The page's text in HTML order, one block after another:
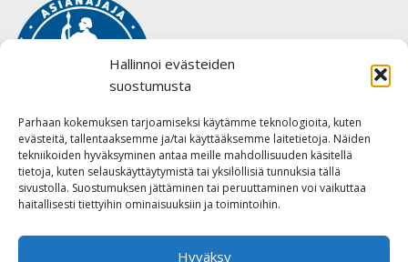
Hallinnoi evästeiden
suostumusta
Parhaan kokemuksen tarjoamiseksi käytämme teknologioita, kuten
evästeitä, tallentaaksemme ja/tai käyttääksemme laitetietoja. Näiden
tekniikoiden hyväksyminen antaa meille mahdollisuuden käsitellä
tietoja, kuten selauskäyttäytymistä tai yksilöllisiä tunnuksia tällä
sivustolla. Suostumuksen jättäminen tai peruuttaminen voi vaikuttaa
haitallisesti tiettyihin ominaisuuksiin ja toimintoihin.
Hyväksy
Tietosuojaseloste